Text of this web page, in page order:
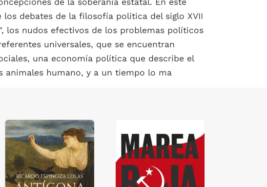
los debates de la filosofía política del siglo XVII
los nudos efectivos de los problemas políticos
universales, que se encuentran
una economía política que describe el
animales humano, y a un tiempo lo ma